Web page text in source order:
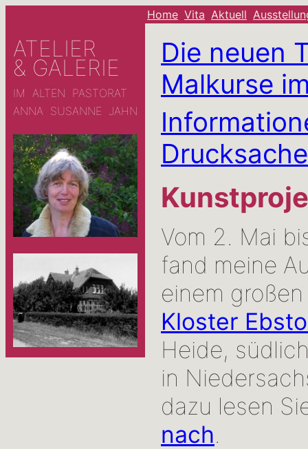
Home Vita Aktuell
ATELIER
& GALERIE
IM ALTEN PASTORAT
ANNA SUSANNE JAHN
Die neuen
Malkurse
Vom 2. Mai
fand meine
einem
Kloster
Heide,
in
dazu lesen
nach.